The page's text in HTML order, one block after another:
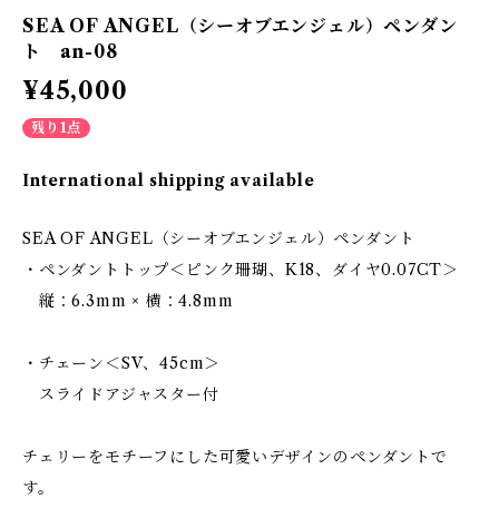
SEA OF ANGEL（シーオブエンジェル）ペンダン
ト an-08
¥45,000
残り1点
International shipping available
SEA OF ANGEL（シーオブエンジェル）ペンダント
・ペンダントトップ＜ピンク珊瑚、K18、ダイヤ0.07CT＞
縦：6.3mm × 横：4.8mm
・チェーン＜SV、45cm＞
スライドアジャスター付
チェリーをモチーフにした可愛いデザインのペンダントで
す。